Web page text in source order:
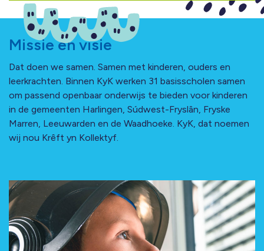
Missie en visie
Dat doen we samen. Samen met kinderen, ouders en
leerkrachten. Binnen KyK werken 31 basisscholen samen
om passend openbaar onderwijs te bieden voor kinderen
in de gemeenten Harlingen, Súdwest-Fryslân, Fryske
Marren, Leeuwarden en de Waadhoeke. KyK, dat noemen
wij nou Krêft yn Kollektyf.